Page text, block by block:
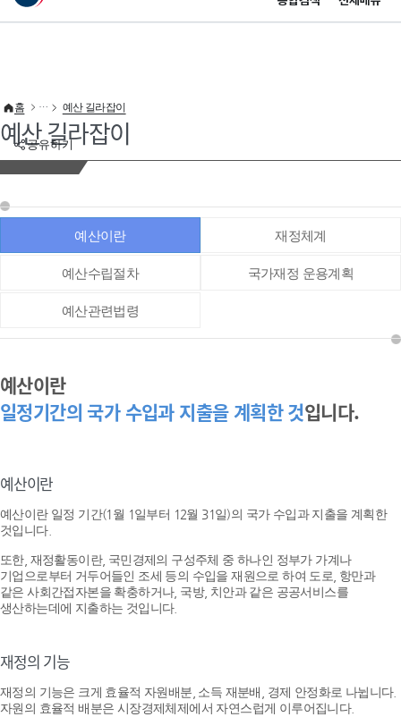
이 누리집은 대한민국 공식 전자정부 누리집입니다.
공유하기
홈 예산 길라잡이
예산 길라잡이
예산이란 재정체계
예산수립절차 국가재정 운용계획
예산관련법령
예산이란
일정기간의 국가 수입과 지출을 계획한 것입니다.
예산이란
예산이란 일정 기간(1월 1일부터 12월 31일)의 국가 수입과 지출을 계획한
것입니다.
또한, 재정활동이란, 국민경제의 구성주체 중 하나인 정부가 가계나
기업으로부터 거두어들인 조세 등의 수입을 재원으로 하여 도로, 항만과
같은 사회간접자본을 확충하거나, 국방, 치안과 같은 공공서비스를
생산하는데에 지출하는 것입니다.
재정의 기능
재정의 기능은 크게 효율적 자원배분, 소득 재분배, 경제 안정화로 나뉩니다.
자원의 효율적 배분은 시장경제체제에서 자연스럽게 이루어집니다.